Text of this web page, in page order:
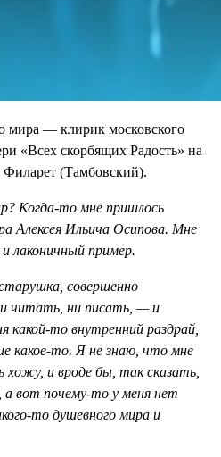
мира — клирик московского
«Всех скорбящих Радость» на
(Тамбовский).
Когда-то мне пришлось
Алексея Ильича Осипова. Мне
лаконичный пример.
совершенно
читать, ни писать, — и
то внутренний раздрай,
какое-то. Я не знаю, что мне
хожу, и вроде бы, так сказать,
а вот почему-то у меня нет
то душевного мира и